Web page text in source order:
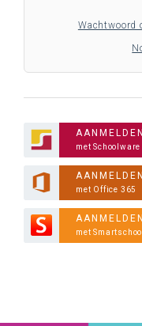
Wachtwoord
AANMELDEN
met Schoolware
AANMELDEN
met Office 365
AANMELDEN
met Smartschool